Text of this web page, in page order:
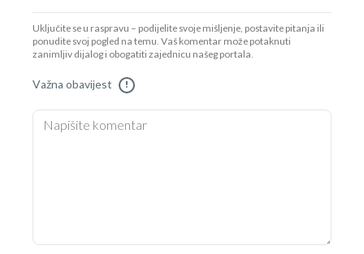
Uključite se u raspravu – podijelite svoje mišljenje, postavite pitanja ili
ponudite svoj pogled na temu. Vaš komentar može potaknuti
zanimljiv dijalog i obogatiti zajednicu našeg portala.
Važna obavijest !